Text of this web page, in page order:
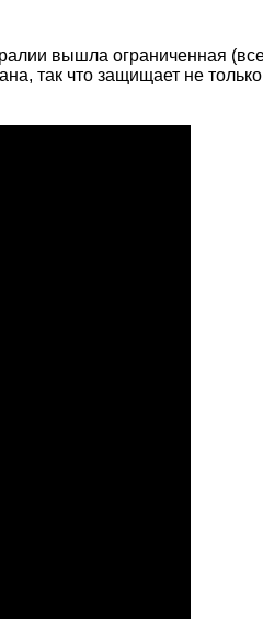
вышла ограниченная
так что защищает не